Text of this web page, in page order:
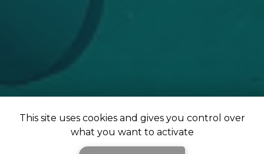
This site uses cookies and gives you control over
what you want to activate